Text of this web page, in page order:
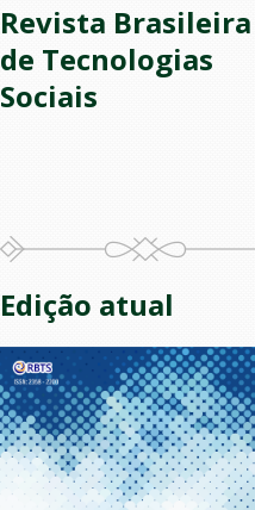
Revista Brasileira
de Tecnologias
Sociais
Edição atual